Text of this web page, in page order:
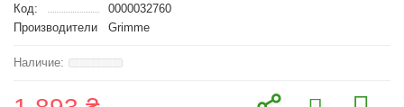
Код:
0000032760
Производители
Grimme